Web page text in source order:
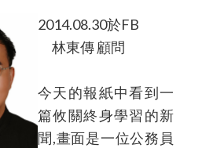
2014.08.30於FB
林東傳 顧問
今天的報紙中看到一
篇攸關終身學習的新
聞,畫面是一位公務員